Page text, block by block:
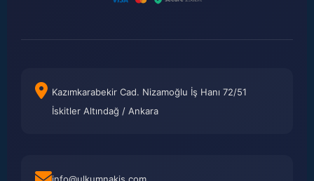
Kazımkarabekir Cad. Nizamoğlu İş Hanı 72/51
İskitler Altındağ / Ankara